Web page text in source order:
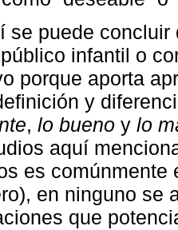
se puede
infantil o
porque aporta
y
, lo bueno y lo
aquí
es
en ninguno se
que